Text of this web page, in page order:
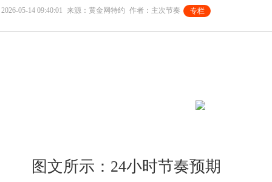
2026-05-14 09:40:01 来源：黄金网特约 作者：主次节奏 专栏
专栏
图文所示：24小时节奏预期